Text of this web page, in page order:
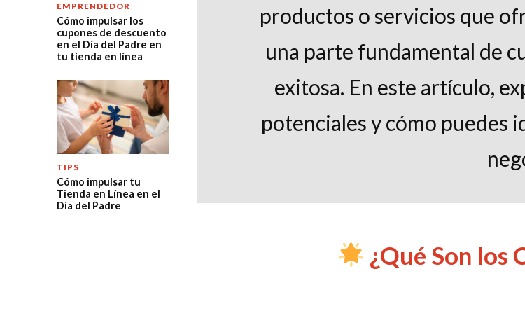
EMPRENDEDOR
Cómo impulsar los
cupones de descuento
en el Día del Padre en
tu tienda en línea
TIPS
Cómo impulsar tu
Tienda en Línea en el
Día del Padre
productos o servicios que
una parte fundamental de
exitosa. En este artículo,
potenciales y cómo puedes
¿Qué Son los